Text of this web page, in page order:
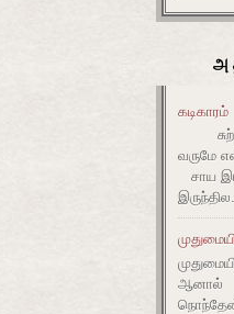
கடிகாரம்
வருமே
சாய
ஆனால்